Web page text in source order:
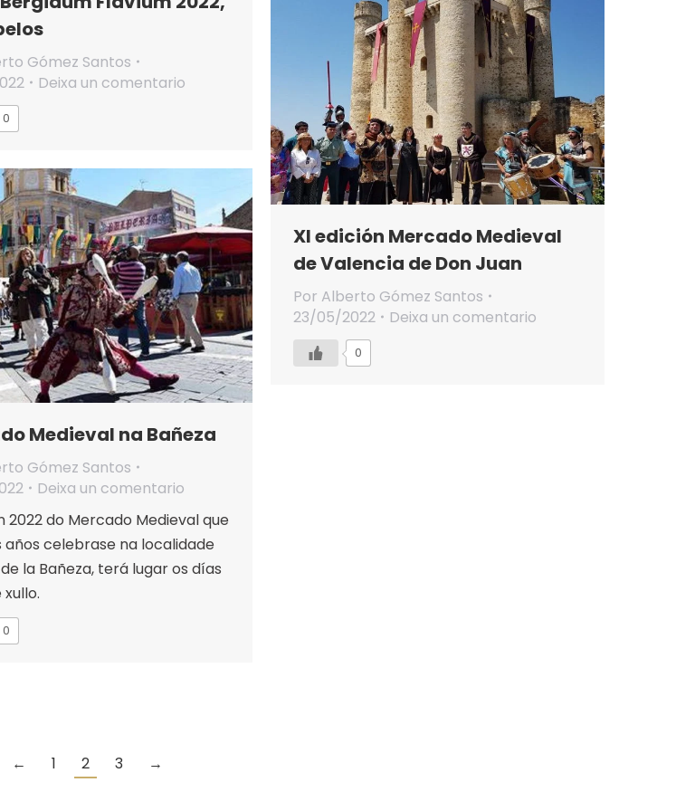
Gómez Santos
Deixa un comentario
0
XI edición Mercado Medieval
de Valencia de Don Juan
Por Alberto Gómez Santos
23/05/2022
Deixa un comentario
0
Medieval na Bañeza
Gómez Santos
Deixa un comentario
2022 do Mercado Medieval que
años celebrase na localidade
la Bañeza, terá lugar os días
xullo.
0
← 1 2 3 →